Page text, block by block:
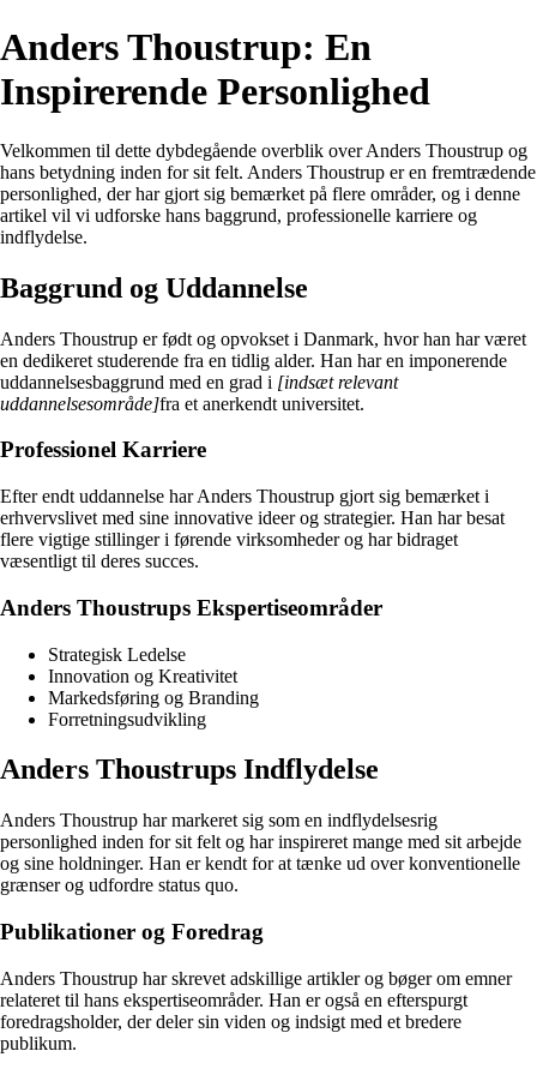
Anders Thoustrup: En
Inspirerende Personlighed
Velkommen til dette dybdegående overblik over Anders Thoustrup og
hans betydning inden for sit felt. Anders Thoustrup er en fremtrædende
personlighed, der har gjort sig bemærket på flere områder, og i denne
artikel vil vi udforske hans baggrund, professionelle karriere og
indflydelse.
Baggrund og Uddannelse
Anders Thoustrup er født og opvokset i Danmark, hvor han har været
en dedikeret studerende fra en tidlig alder. Han har en imponerende
uddannelsesbaggrund med en grad i [indsæt relevant
uddannelsesområde]fra et anerkendt universitet.
Professionel Karriere
Efter endt uddannelse har Anders Thoustrup gjort sig bemærket i
erhvervslivet med sine innovative ideer og strategier. Han har besat
flere vigtige stillinger i førende virksomheder og har bidraget
væsentligt til deres succes.
Anders Thoustrups Ekspertiseområder
Strategisk Ledelse
Innovation og Kreativitet
Markedsføring og Branding
Forretningsudvikling
Anders Thoustrups Indflydelse
Anders Thoustrup har markeret sig som en indflydelsesrig
personlighed inden for sit felt og har inspireret mange med sit arbejde
og sine holdninger. Han er kendt for at tænke ud over konventionelle
grænser og udfordre status quo.
Publikationer og Foredrag
Anders Thoustrup har skrevet adskillige artikler og bøger om emner
relateret til hans ekspertiseområder. Han er også en efterspurgt
foredragsholder, der deler sin viden og indsigt med et bredere
publikum.